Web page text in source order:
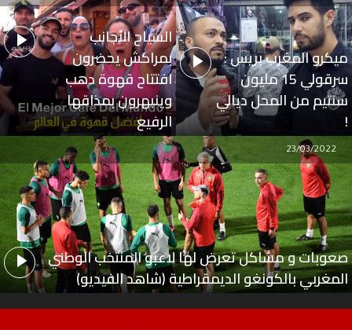
ميكرو المغرب بريس :
سرقولي 15 مليون
سنتيم من المحل ديالي
!
السياح الأجانب
بمراكش يحضرون
افتتاح قهوة دهب
وينبهرون بمذاقها
الرفيع
صعوبات و مشاكل تعرض لها لاعبو المنتخب الوطني
المغربي بالكونغو الديمقراطية (شاهد الفيديو)
23/03/2022